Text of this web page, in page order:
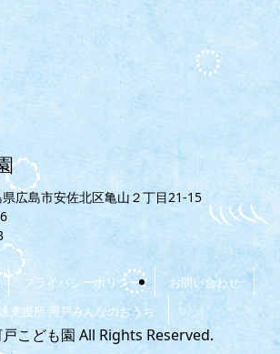
広島市安佐北区亀山２丁目21-15
プライバシーポリシー
お問い合わせ
支援所 河戸みんなのおうち
こども園 All Rights Reserved.